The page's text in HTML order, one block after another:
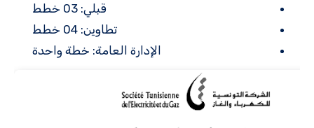
قبلي: 03 خطط
تطاوين: 04 خطط
الإدارة العامة: خطة واحدة